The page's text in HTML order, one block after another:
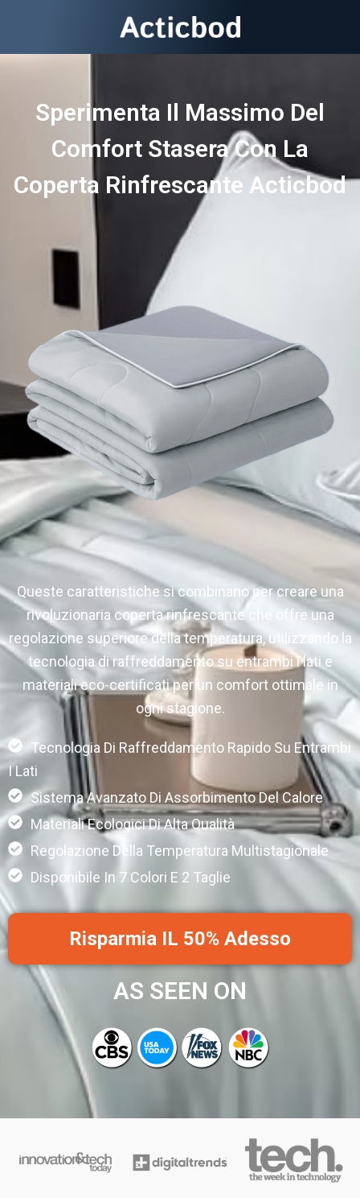
Sperimenta Il Massimo Del
Comfort Stasera Con La
Coperta Rinfrescante Acticbod
Queste caratteristiche si combinano per creare una
rivoluzionaria coperta rinfrescante che offre una
regolazione superiore della temperatura, utilizzando la
tecnologia di raffreddamento su entrambi i lati e
materiali eco-certificati per un comfort ottimale in
ogni stagione.
Tecnologia Di Raffreddamento Rapido Su Entrambi
I Lati
Sistema Avanzato Di Assorbimento Del Calore
Materiali Ecologici Di Alta Qualità
Regolazione Della Temperatura Multistagionale
Disponibile In 7 Colori E 2 Taglie
Risparmia IL 50% Adesso
AS SEEN ON